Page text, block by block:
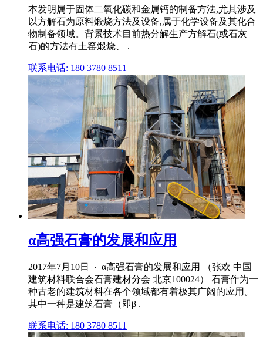
本发明属于固体二氧化碳和金属钙的制备方法,尤其涉及
以方解石为原料煅烧方法及设备,属于化学设备及其化合
物制备领域。背景技术目前热分解生产方解石(或石灰
石)的方法有土窑煅烧、 .
联系电话: 180 3780 8511
α高强石膏的发展和应用
2017年7月10日 · α高强石膏的发展和应用 （张欢 中国
建筑材料联合会石膏建材分会 北京100024） 石膏作为一
种古老的建筑材料在各个领域都有着极其广阔的应用。
其中一种是建筑石膏（即β .
联系电话: 180 3780 8511